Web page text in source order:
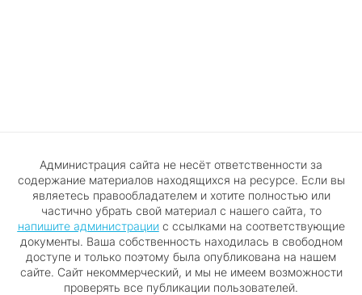
Администрация сайта не несёт ответственности за
содержание материалов находящихся на ресурсе. Если вы
являетесь правообладателем и хотите полностью или
частично убрать свой материал с нашего сайта, то
напишите администрациис ссылками на соответствующие
документы. Ваша собственность находилась в свободном
доступе и только поэтому была опубликована на нашем
сайте. Сайт некоммерческий, и мы не имеем возможности
проверять все публикации пользователей.